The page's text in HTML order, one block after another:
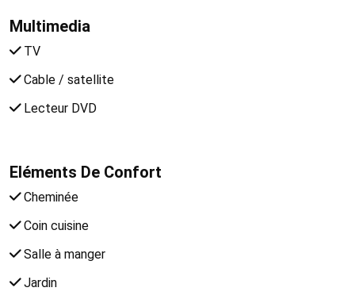
Multimedia
TV
Cable / satellite
Lecteur DVD
Eléments De Confort
Cheminée
Coin cuisine
Salle à manger
Jardin